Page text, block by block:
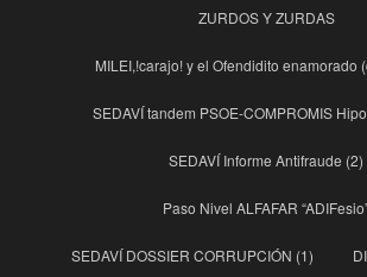
ZURDOS Y ZURDAS
MILEI,!carajo! y el Ofendidito enamorado
SEDAVÍ tandem PSOE-COMPROMIS
SEDAVÍ Informe Antifraude (2)
Paso Nivel ALFAFAR
SEDAVÍ DOSSIER CORRUPCIÓN (1)